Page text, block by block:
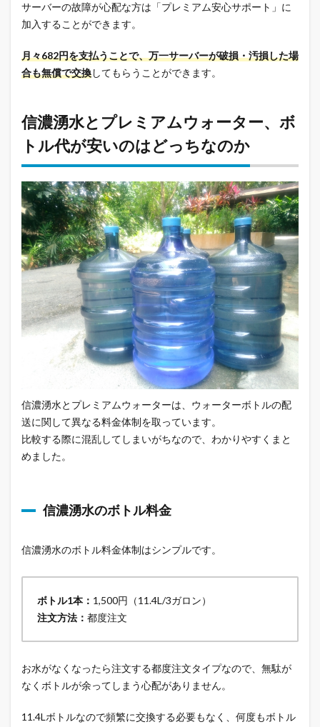
サーバーの故障が心配な方は「プレミアム安心サポート」に
加入することができます。
月々682円を支払うことで、万一サーバーが破損・汚損した場
合も無償で交換してもらうことができます。
信濃湧水とプレミアムウォーター、ボ
トル代が安いのはどっちなのか
信濃湧水とプレミアムウォーターは、ウォーターボトルの配
送に関して異なる料金体制を取っています。
比較する際に混乱してしまいがちなので、わかりやすくまと
めました。
信濃湧水のボトル料金
信濃湧水のボトル料金体制はシンプルです。
ボトル1本： 1,500円（11.4L/3ガロン）
注文方法： 都度注文
お水がなくなったら注文する都度注文タイプなので、無駄が
なくボトルが余ってしまう心配がありません。
11.4Lボトルなので頻繁に交換する必要もなく、何度もボトル